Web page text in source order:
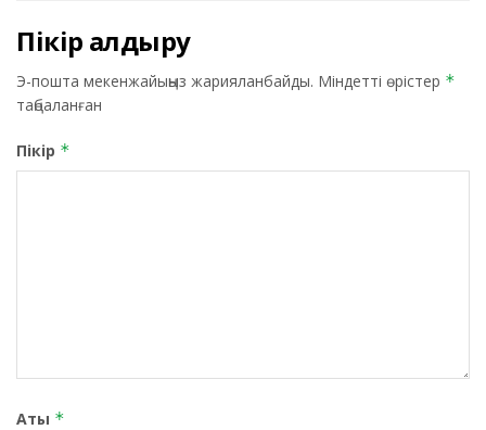
Пікір қалдыру
Э-пошта мекенжайыңыз жарияланбайды. Міндетті өрістер *
таңбаланған
Пікір *
Аты *